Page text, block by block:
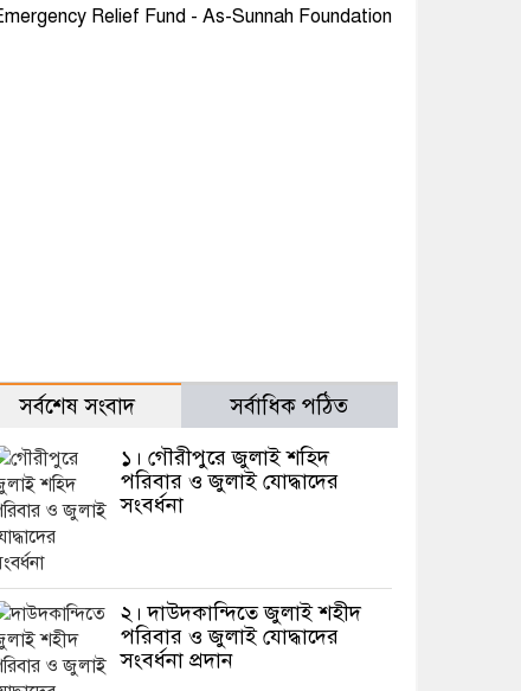
সর্বশেষ সংবাদ সর্বাধিক পঠিত
১। গৌরীপুরে জুলাই শহিদ
পরিবার ও জুলাই যোদ্ধাদের
সংবর্ধনা
২। দাউদকান্দিতে জুলাই শহীদ
পরিবার ও জুলাই যোদ্ধাদের
সংবর্ধনা প্রদান